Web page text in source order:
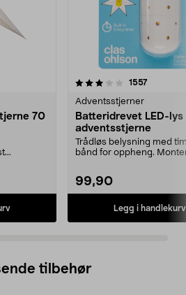
70
1557
Adventsstjerner
Batteridrevet LED-lys
adventsstjerne
Trådløs belysning med
bånd for oppheng.
99,90
Legg i handlekurv
4.5 av 5 stjerner
tilbehør